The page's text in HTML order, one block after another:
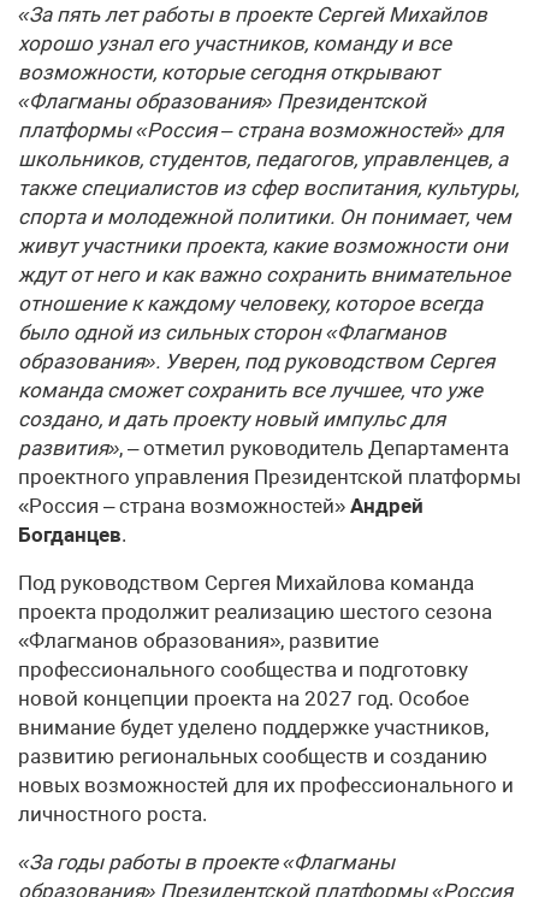
«За пять лет работы в проекте Сергей Михайлов
хорошо узнал его участников, команду и все
возможности, которые сегодня открывают
«Флагманы образования» Президентской
платформы «Россия – страна возможностей» для
школьников, студентов, педагогов, управленцев, а
также специалистов из сфер воспитания, культуры,
спорта и молодежной политики. Он понимает, чем
живут участники проекта, какие возможности они
ждут от него и как важно сохранить внимательное
отношение к каждому человеку, которое всегда
было одной из сильных сторон «Флагманов
образования». Уверен, под руководством Сергея
команда сможет сохранить все лучшее, что уже
создано, и дать проекту новый импульс для
развития», – отметил руководитель Департамента
проектного управления Президентской платформы
«Россия – страна возможностей» Андрей
Богданцев.
Под руководством Сергея Михайлова команда
проекта продолжит реализацию шестого сезона
«Флагманов образования», развитие
профессионального сообщества и подготовку
новой концепции проекта на 2027 год. Особое
внимание будет уделено поддержке участников,
развитию региональных сообществ и созданию
новых возможностей для их профессионального и
личностного роста.
«За годы работы в проекте «Флагманы
образования» Президентской платформы «Россия